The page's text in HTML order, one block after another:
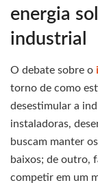
energia
industrial
O debate sobre o
torno de como
desestimular a
instaladoras,
buscam manter
baixos; de outro,
competir em um